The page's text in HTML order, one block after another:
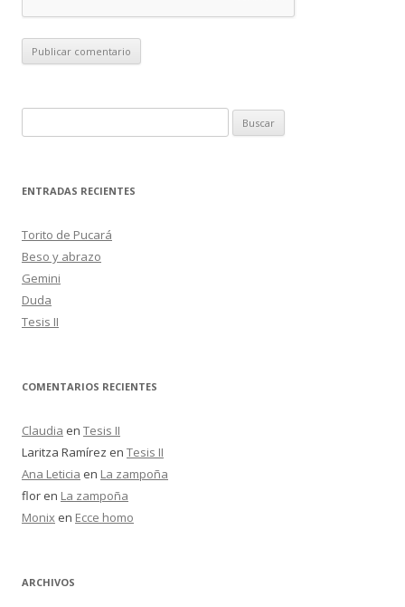
u
c
r
:
ENTRADAS RECIENTES
Torito de Pucará
Beso y abrazo
Gemini
Duda
Tesis II
COMENTARIOS RECIENTES
Claudia en Tesis II
Laritza Ramírez en Tesis II
Ana Leticia en La zampoña
flor en La zampoña
Monix en Ecce homo
ARCHIVOS